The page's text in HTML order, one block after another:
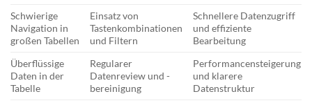
Schwierige
Navigation in
großen Tabellen
Einsatz von
Tastenkombinationen
und Filtern
Schnellere Datenzugriff
und effiziente
Bearbeitung
Überflüssige
Daten in der
Tabelle
Regularer
Datenreview und -
bereinigung
Performancensteigerung
und klarere
Datenstruktur